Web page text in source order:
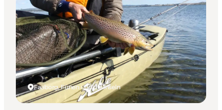
Gastronomie
Erlebnisse
Inselhüpfen
Outdoor
Kalender
Faaborg, Fünen und die Inseln